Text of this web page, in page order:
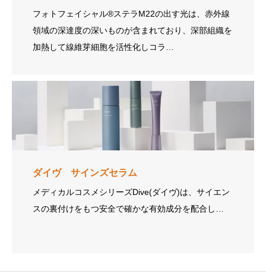
フォトフェイシャル®ステラM22の出す光は、赤外線
領域の深達度の深いものが含まれており、深部組織を
加熱して線維芽細胞を活性化しコラ…
ダイヴ サインズセラム
メディカルコスメシリーズDive(ダイヴ)は、サイエン
スの裏付けをもつ安全で確かな有効成分を配合し…